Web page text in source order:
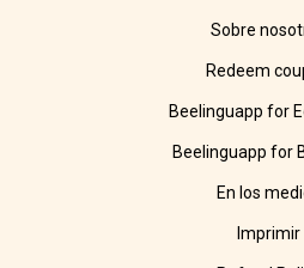
Sobre
Redeem
Beelinguapp for
Beelinguapp for
En los
Imprimir